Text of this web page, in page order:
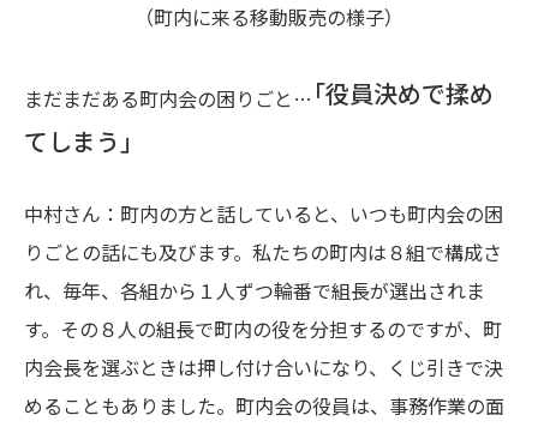
（町内に来る移動販売の様子）
まだまだある町内会の困りごと… 「役員決めで揉め
てしまう」
中村さん：町内の方と話していると、いつも町内会の困
りごとの話にも及びます。私たちの町内は８組で構成さ
れ、毎年、各組から１人ずつ輪番で組長が選出されま
す。その８人の組長で町内の役を分担するのですが、町
内会長を選ぶときは押し付け合いになり、くじ引きで決
めることもありました。町内会の役員は、事務作業の面